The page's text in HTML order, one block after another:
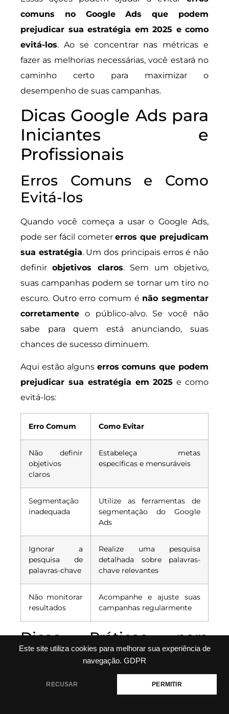
Este site utiliza cookies para melhorar sua experiência de
navegação. GDPR
RECUSAR PERMITIR
comuns no Google Ads que podem
prejudicar sua estratégia em 2025 e como
evitá-los. Ao se concentrar nas métricas e
fazer as melhorias necessárias, você estará no
caminho certo para maximizar o
desempenho de suas campanhas.
Dicas Google Ads para
Iniciantes e
Profissionais
Erros Comuns e Como
Evitá-los
Quando você começa a usar o Google Ads,
pode ser fácil cometererros que prejudicam
sua estratégia. Um dos principais erros é não
definirobjetivos claros. Sem um objetivo,
suas campanhas podem se tornar um tiro no
escuro. Outro erro comum é não segmentar
corretamente o público-alvo. Se você não
sabe para quem está anunciando, suas
chances de sucesso diminuem.
Aqui estão alguns erros comuns que podem
prejudicar sua estratégia em 2025 e como
evitá-los:
Erro Comum Como Evitar
Não definir
objetivos
claros
Estabeleça metas
específicas e mensuráveis
Segmentação
inadequada
Utilize as ferramentas de
segmentação do Google
Ads
Ignorar a
pesquisa de
palavras-chave
Realize uma pesquisa
detalhada sobre palavras-
chave relevantes
Não monitorar
resultados
Acompanhe e ajuste suas
campanhas regularmente
Dicas Práticas para
Aumentar a Eficácia
no Google Ads, é essencialaplicar algumas